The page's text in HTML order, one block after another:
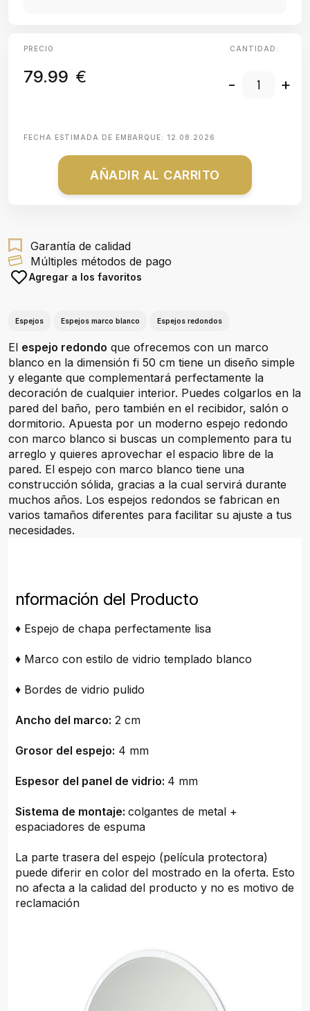
PRECIO
79.99 €
CANTIDAD:
- +
FECHA ESTIMADA DE EMBARQUE: 12.08.2026
AÑADIR AL CARRITO
Garantía de calidad
Múltiples métodos de pago
Agregar a los favoritos
Espejos Espejos marco blanco Espejos redondos
El espejo redondo que ofrecemos con un marco
blanco en la dimensión fi 50 cm tiene un diseño simple
y elegante que complementará perfectamente la
decoración de cualquier interior. Puedes colgarlos en la
pared del baño, pero también en el recibidor, salón o
dormitorio. Apuesta por un moderno espejo redondo
con marco blanco si buscas un complemento para tu
arreglo y quieres aprovechar el espacio libre de la
pared. El espejo con marco blanco tiene una
construcción sólida, gracias a la cual servirá durante
muchos años. Los espejos redondos se fabrican en
varios tamaños diferentes para facilitar su ajuste a tus
necesidades.
nformación del Producto
♦ Espejo de chapa perfectamente lisa
♦ Marco con estilo de vidrio templado blanco
♦ Bordes de vidrio pulido
Ancho del marco: 2 cm
Grosor del espejo: 4 mm
Espesor del panel de vidrio: 4 mm
Sistema de montaje: colgantes de metal +
espaciadores de espuma
La parte trasera del espejo (película protectora)
puede diferir en color del mostrado en la oferta. Esto
no afecta a la calidad del producto y no es motivo de
reclamación